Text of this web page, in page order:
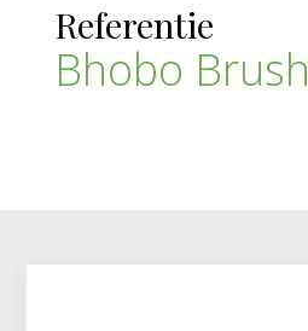
Referentie
Bhobo Brush